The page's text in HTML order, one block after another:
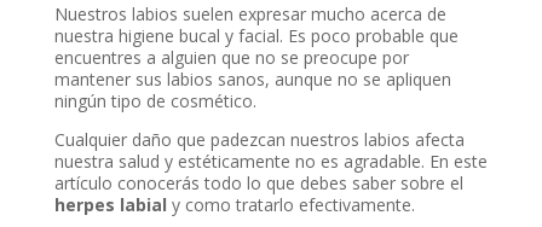
Nuestros labios suelen expresar mucho acerca de
nuestra higiene bucal y facial. Es poco probable que
encuentres a alguien que no se preocupe por
mantener sus labios sanos, aunque no se apliquen
ningún tipo de cosmético.
Cualquier daño que padezcan nuestros labios afecta
nuestra salud y estéticamente no es agradable. En este
artículo conocerás todo lo que debes saber sobre el
herpes labial y como tratarlo efectivamente.